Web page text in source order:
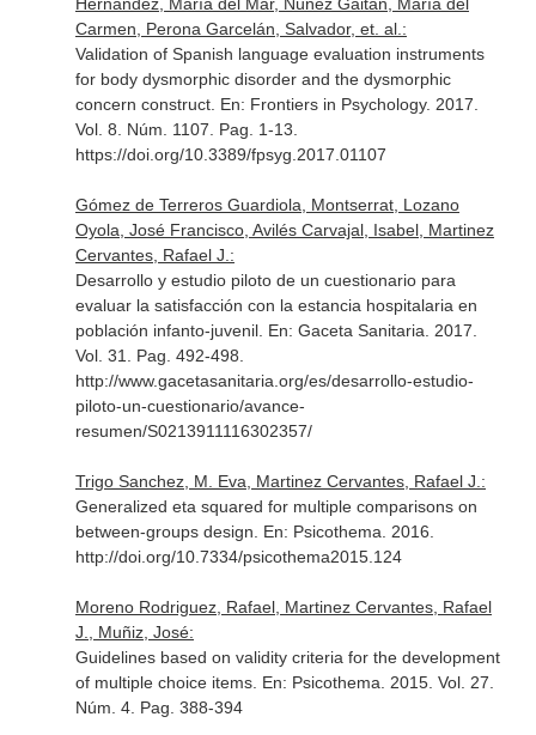
Carmen, Perona Garcelán, Salvador, et. al.:
Validation of Spanish language evaluation instruments
for body dysmorphic disorder and the dysmorphic
concern construct. En: Frontiers in Psychology. 2017.
Vol. 8. Núm. 1107. Pag. 1-13.
https://doi.org/10.3389/fpsyg.2017.01107
Gómez de Terreros Guardiola, Montserrat, Lozano
Oyola, José Francisco, Avilés Carvajal, Isabel, Martinez
Cervantes, Rafael J.:
Desarrollo y estudio piloto de un cuestionario para
evaluar la satisfacción con la estancia hospitalaria en
población infanto-juvenil. En: Gaceta Sanitaria . 2017.
Vol. 31. Pag. 492-498.
http://www.gacetasanitaria.org/es/desarrollo-estudio-
piloto-un-cuestionario/avance-
resumen/S0213911116302357/
Trigo Sanchez, M. Eva, Martinez Cervantes, Rafael J.:
Generalized eta squared for multiple comparisons on
between-groups design. En: Psicothema . 2016.
http://doi.org/10.7334/psicothema2015.124
Moreno Rodriguez, Rafael, Martinez Cervantes, Rafael
J., Muñiz, José:
Guidelines based on validity criteria for the development
of multiple choice items. En: Psicothema . 2015. Vol. 27.
Núm. 4. Pag. 388-394